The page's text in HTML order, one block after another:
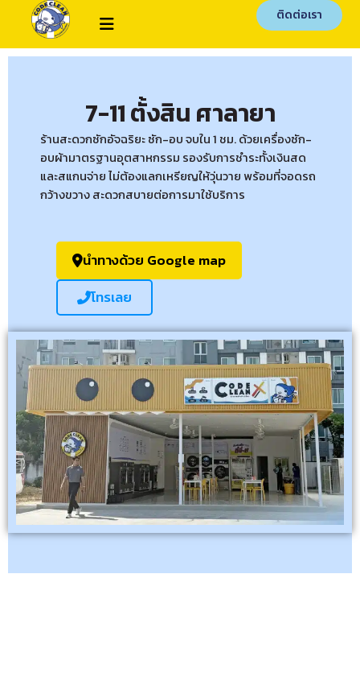
ติดต่อเรา
7-11 ตั้งสิน ศาลายา
ร้านสะดวกซักอัจฉริยะ ซัก-อบ จบใน 1 ชม. ด้วยเครื่องซัก-
อบผ้ามาตรฐานอุตสาหกรรม รองรับการชำระทั้งเงินสด
และสแกนจ่าย ไม่ต้องแลกเหรียญให้วุ่นวาย พร้อมที่จอดรถ
กว้างขวาง สะดวกสบายต่อการมาใช้บริการ
นำทางด้วย Google map
โทรเลย